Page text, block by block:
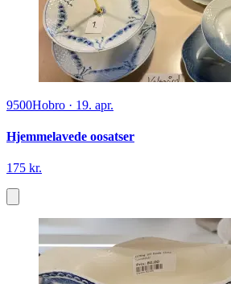
9500Hobro · 19. apr.
Hjemmelavede oosatser
175 kr.